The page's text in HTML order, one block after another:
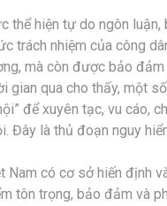
thể hiện tự do ngôn
trách nhiệm của công
mà còn được bảo
gian qua cho thấy, một
để xuyên tạc, vu cáo,
Đây là thủ đoạn nguy
Nam có cơ sở hiến định
tôn trọng, bảo đảm và